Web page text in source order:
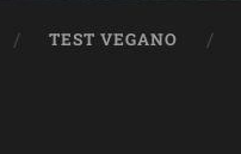
TEST VEGANO